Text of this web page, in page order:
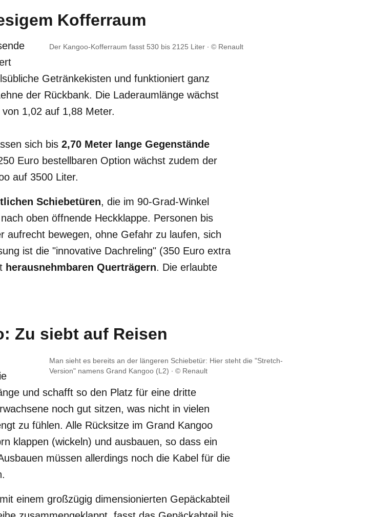
Kofferraum
Der Kangoo-Kofferraum fasst 530 bis 2125 Liter © Renault
Getränkekisten und funktioniert ganz
der Rückbank. Die Laderaumlänge wächst
1,02 auf 1,88 Meter.
sich bis 2,70 Meter lange Gegenstände
Euro bestellbaren Option wächst zudem der
auf 3500 Liter.
Schiebetüren, die im 90-Grad-Winkel
oben öffnende Heckklappe. Personen bis
aufrecht bewegen, ohne Gefahr zu laufen, sich
ist die "innovative Dachreling" (350 Euro extra
herausnehmbaren Querträgern. Die erlaubte
Zu siebt auf Reisen
Man sieht es bereits an der längeren Schiebetür: Hier steht die "Stretch-
Version" namens Grand Kangoo (L2)
© Renault
und schafft so den Platz für eine dritte
noch gut sitzen, was nicht in vielen
zu fühlen. Alle Rücksitze im Grand Kangoo
klappen (wickeln) und ausbauen, so dass ein
müssen allerdings noch die Kabel für die
einem großzügig dimensionierten Gepäckabteil